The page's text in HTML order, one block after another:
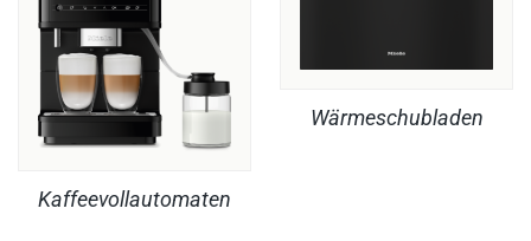
Kaffeevollautomaten
Wärmeschubladen